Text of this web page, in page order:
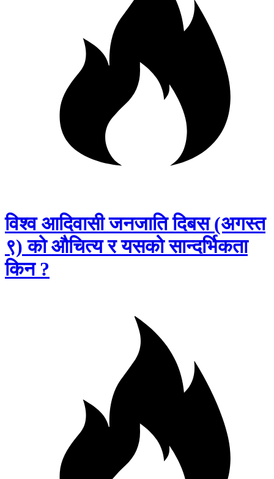
विश्व आदिवासी जनजाति दिबस (अगस्त
९) को औचित्य र यसको सान्दर्भिकता
किन ?